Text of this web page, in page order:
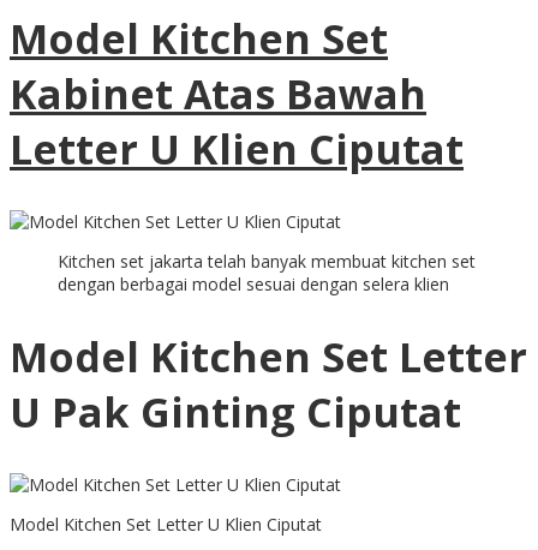
Model Kitchen Set
Kabinet Atas Bawah
Letter U Klien Ciputat
Kitchen set jakarta telah banyak membuat kitchen set
dengan berbagai model sesuai dengan selera klien
Model Kitchen Set Letter
U Pak Ginting Ciputat
Model Kitchen Set Letter U Klien Ciputat